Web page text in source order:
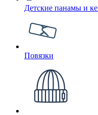
Детские панамы и
Повязки